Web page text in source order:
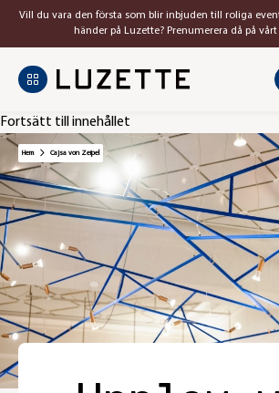
Fortsätt till innehållet
Vill du vara den första som blir inbjuden till roliga
händer på Luzette? Prenumerera då på
Hem Cajsa von Zeipel